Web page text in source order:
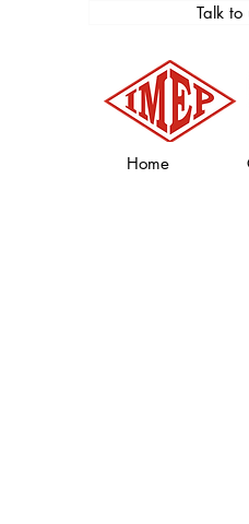
Talk to
Home